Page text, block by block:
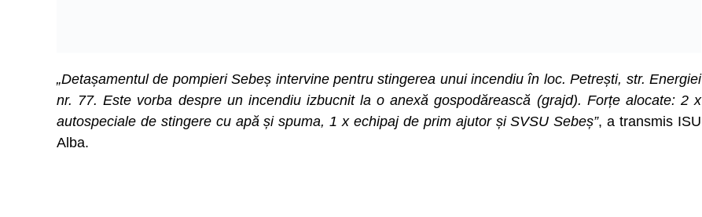
„Detașamentul de pompieri Sebeș intervine pentru stingerea unui incendiu în loc. Petrești, str. Energiei
nr. 77. Este vorba despre un incendiu izbucnit la o anexă gospodărească (grajd). Forțe alocate: 2 x
autospeciale de stingere cu apă și spuma, 1 x echipaj de prim ajutor și SVSU Sebeș”, a transmis ISU
Alba.